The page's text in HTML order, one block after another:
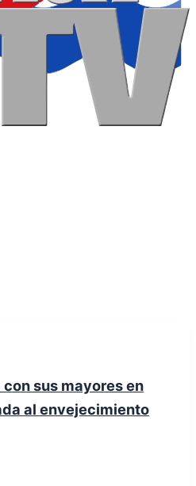
sus mayores en
al envejecimiento